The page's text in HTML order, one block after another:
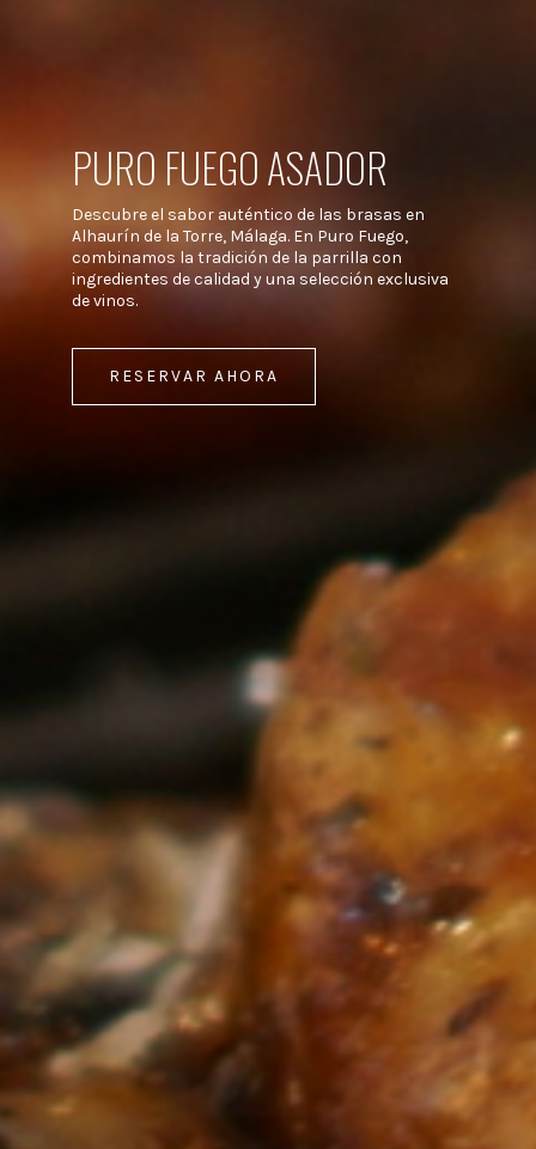
PURO FUEGO ASADOR
Descubre el sabor auténtico de las brasas en
Alhaurín de la Torre, Málaga. En Puro Fuego,
combinamos la tradición de la parrilla con
ingredientes de calidad y una selección exclusiva
de vinos.
RESERVAR AHORA